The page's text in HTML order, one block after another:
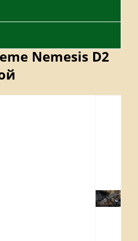
Nemesis D2
на складах